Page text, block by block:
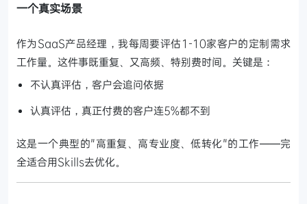
一个真实场景
作为SaaS产品经理，我每周要评估1-10家客户的定制需求
工作量。这件事既重复、又高频、特别费时间。关键是：
不认真评估，客户会追问依据
认真评估，真正付费的客户连5%都不到
这是一个典型的"高重复、高专业度、低转化"的工作——完
全适合用Skills去优化。